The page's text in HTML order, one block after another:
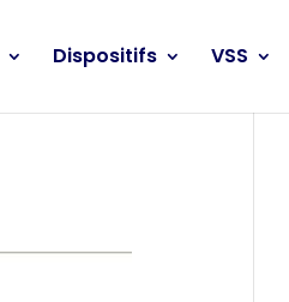
Dispositifs VSS